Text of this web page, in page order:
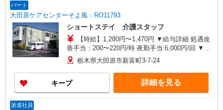
パート
大田原ケアセンターそよ風：RO11793
ショートステイ 介護スタッフ
【時給】1,280円〜1,470円 ▼給与詳細 処遇改
善手当：200〜220円/時 夜勤手当:6,000円/回 ▼下
記別途支給 通勤手当 年末年始手当：380円/時 寸
志あり：年2回（6月・12月） ※業績による ※処
遇改善手当は試用期間中(3ヶ月)は支給なし
栃木県大田原市新富町3-7-24
キープ 詳細を見る
派遣社員